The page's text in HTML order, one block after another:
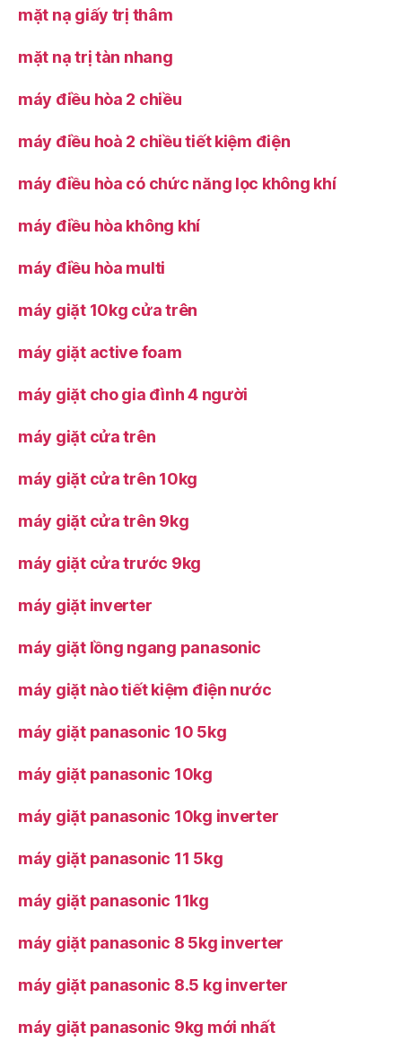
mặt nạ giấy trị thâm
mặt nạ trị tàn nhang
máy điều hòa 2 chiều
máy điều hoà 2 chiều tiết kiệm điện
máy điều hòa có chức năng lọc không khí
máy điều hòa không khí
máy điều hòa multi
máy giặt 10kg cửa trên
máy giặt active foam
máy giặt cho gia đình 4 người
máy giặt cửa trên
máy giặt cửa trên 10kg
máy giặt cửa trên 9kg
máy giặt cửa trước 9kg
máy giặt inverter
máy giặt lồng ngang panasonic
máy giặt nào tiết kiệm điện nước
máy giặt panasonic 10 5kg
máy giặt panasonic 10kg
máy giặt panasonic 10kg inverter
máy giặt panasonic 11 5kg
máy giặt panasonic 11kg
máy giặt panasonic 8 5kg inverter
máy giặt panasonic 8.5 kg inverter
máy giặt panasonic 9kg mới nhất